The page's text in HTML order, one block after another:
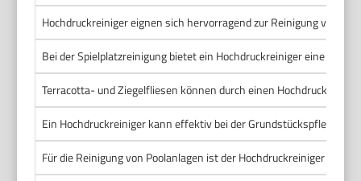
Hochdruckreiniger eignen sich hervorragend zur Reinigung von
Bei der Spielplatzreinigung bietet ein Hochdruckreiniger eine
Terracotta- und Ziegelfliesen können durch einen
Ein Hochdruckreiniger kann effektiv bei der Grundstückspflege
Für die Reinigung von Poolanlagen ist der Hochdruckreiniger